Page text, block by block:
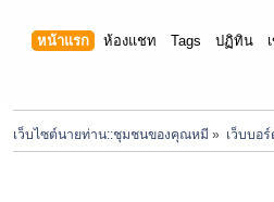
หน้าแรก ห้องแชท Tags ปฏิทิน
เว็บไซต์นายท่าน::ชุมชนของคุณหมี » เว็บบอร์